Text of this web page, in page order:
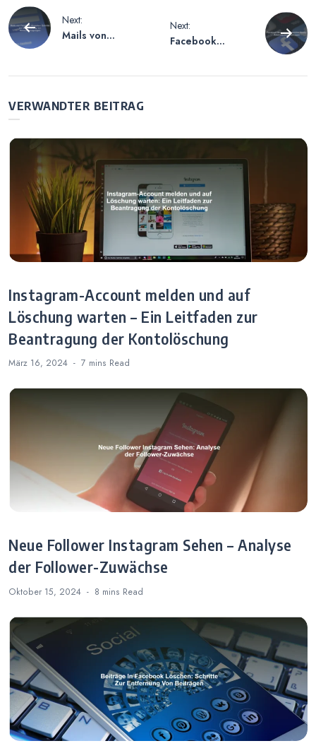
Beitragsnavigation
Next:
Mails von
von
Next:
Facebook
VERWANDTER BEITRAG
Instagram-Account melden und auf
Löschung warten – Ein Leitfaden zur
Beantragung der Kontolöschung
März 16, 2024 7 mins Read
Neue Follower Instagram Sehen – Analyse
der Follower-Zuwächse
Oktober 15, 2024 8 mins Read